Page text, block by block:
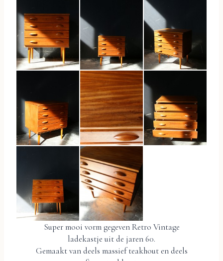
Super mooi vorm gegeven Retro Vintage
ladekastje uit de jaren 60.
Gemaakt van deels massief teakhout en deels